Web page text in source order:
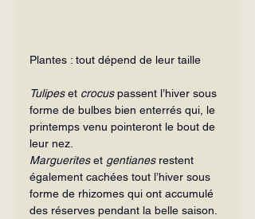
Plantes : tout dépend de leur taille
Tulipes et crocus passent l’hiver sous
forme de bulbes bien enterrés qui, le
printemps venu pointeront le bout de
leur nez.
Marguerites et gentianes restent
également cachées tout l’hiver sous
forme de rhizomes qui ont accumulé
des réserves pendant la belle saison.